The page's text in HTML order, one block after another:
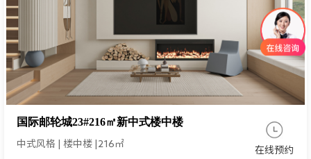
国际邮轮城23#216㎡新中式楼中楼
中式风格 楼中楼 216㎡
在线预约